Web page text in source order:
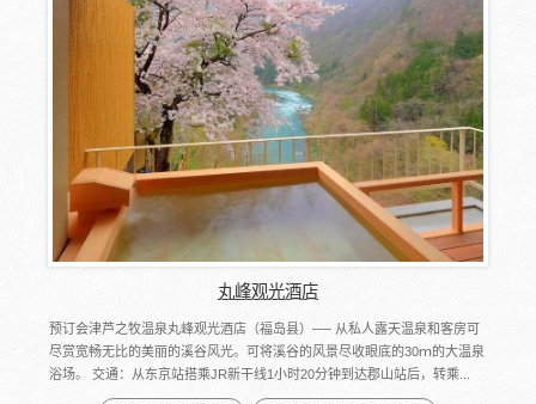
丸峰观光酒店
预订会津芦之牧温泉丸峰观光酒店（福岛县）── 从私人露天温泉和客房可
尽赏宽畅无比的美丽的溪谷风光。可将溪谷的风景尽收眼底的30ｍ的大温泉
浴场。 交通：从东京站搭乘JR新干线1小时20分钟到达郡山站后，转乘...